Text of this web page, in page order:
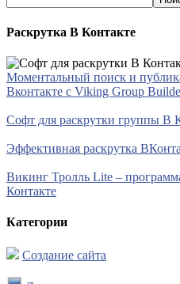
Раскрутка В Контакте
Моментальный поиск и
Вконтакте с Viking Group
Софт для раскрутки группы В
Эффективная раскрутка
Викинг Тролль Lite –
Контакте
Категории
Создание сайта